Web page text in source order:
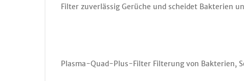
Filter zuverlässig Gerüche und scheidet Bakterien
Plasma-Quad-Plus-Filter Filterung von Bakterien,